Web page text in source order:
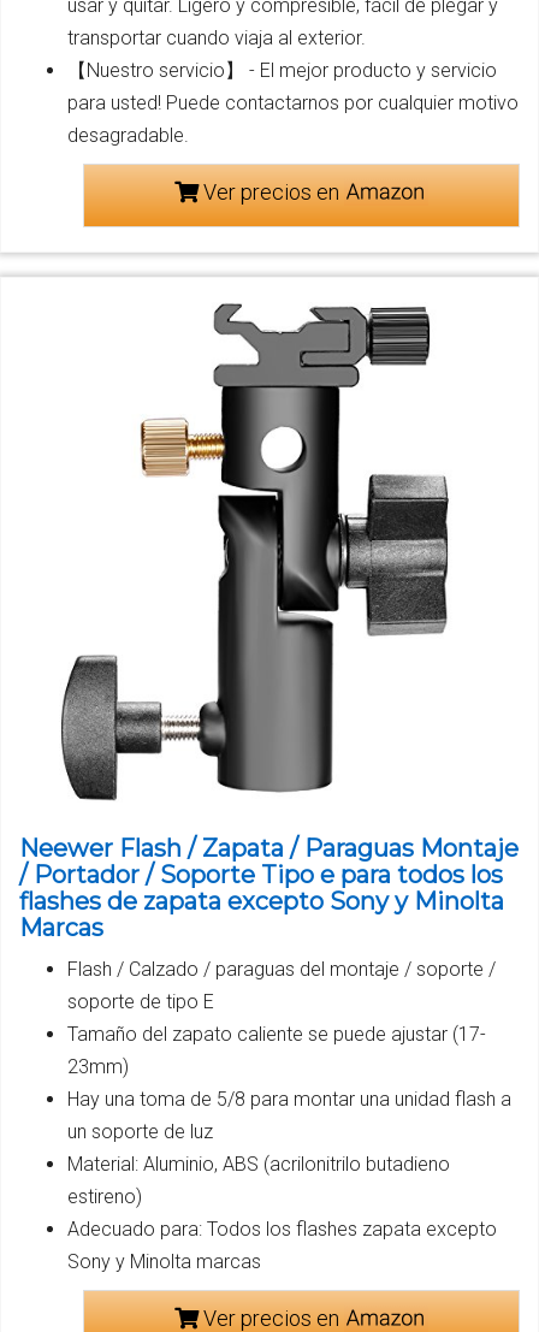
usar y quitar. Ligero y compresible, fácil de plegar y
transportar cuando viaja al exterior.
【Nuestro servicio】 - El mejor producto y servicio
para usted! Puede contactarnos por cualquier motivo
desagradable.
Ver precios en
Neewer Flash / Zapata / Paraguas Montaje
/ Portador / Soporte Tipo e para todos los
flashes de zapata excepto Sony y Minolta
Marcas
Flash / Calzado / paraguas del montaje / soporte /
soporte de tipo E
Tamaño del zapato caliente se puede ajustar (17-
23mm)
Hay una toma de 5/8 para montar una unidad flash a
un soporte de luz
Material: Aluminio, ABS (acrilonitrilo butadieno
estireno)
Adecuado para: Todos los flashes zapata excepto
Sony y Minolta marcas
Ver precios en